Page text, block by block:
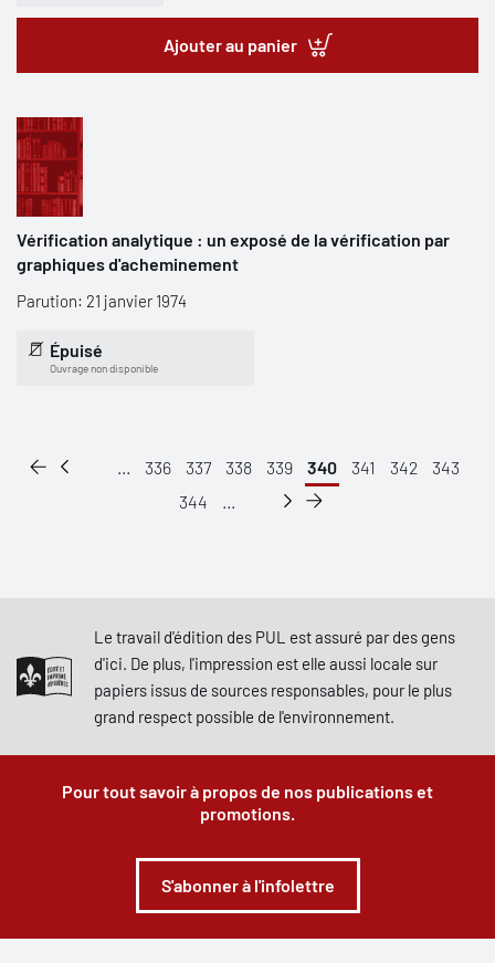
Ajouter au panier
Vérification analytique : un exposé de la vérification par
graphiques d'acheminement
Parution: 21 janvier 1974
Épuisé
Ouvrage non disponible
... 336 337 338 339 340 341 342
343
344
...
Le travail d'édition des PUL est assuré par des gens
d'ici. De plus, l'impression est elle aussi locale sur
papiers issus de sources responsables, pour le plus
grand respect possible de l'environnement.
Pour tout savoir à propos de nos publications et
promotions.
S'abonner à l'infolettre